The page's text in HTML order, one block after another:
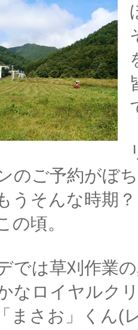
のご予約がぼ
うそんな時期
の頃。
では草刈作業
なロイヤルク
まさお」くん(